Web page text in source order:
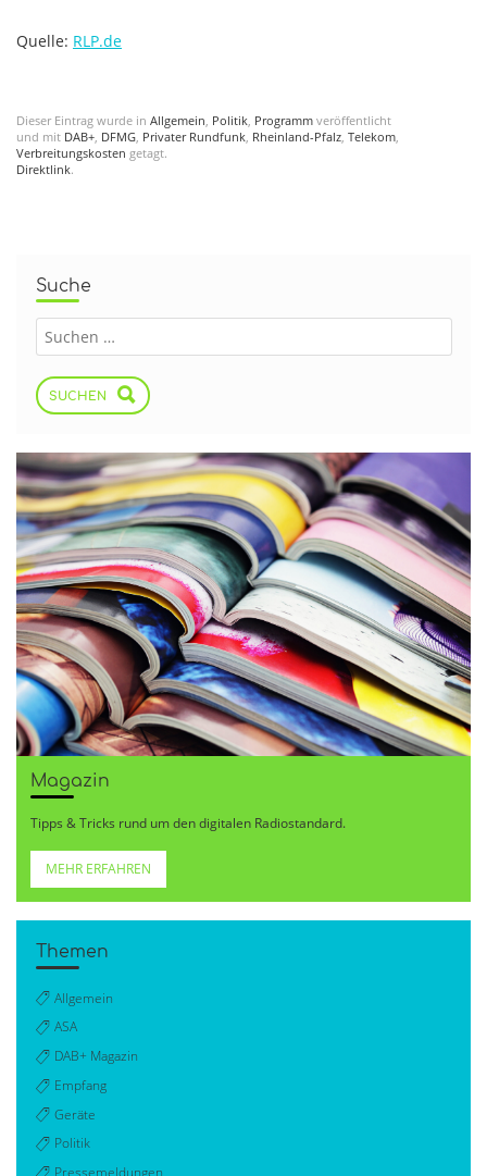
Quelle: RLP.de
Dieser Eintrag wurde in Allgemein, Politik, Programm veröffentlicht
und mit DAB+, DFMG, Privater Rundfunk, Rheinland-Pfalz, Telekom,
Verbreitungskosten getagt.
Direktlink.
Suche
SUCHEN
Magazin
Tipps & Tricks rund um den digitalen Radiostandard.
MEHR ERFAHREN
Themen
Allgemein
ASA
DAB+ Magazin
Empfang
Geräte
Politik